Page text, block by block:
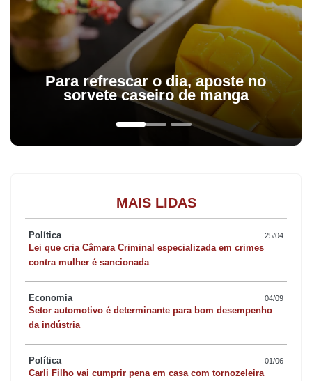
Para refrescar o dia, aposte no
sorvete caseiro de manga
MAIS LIDAS
Política 25/04
Lei que cria Câmara Criminal especializada em crimes
contra mulher é sancionada
Economia 04/09
Setor automotivo é determinante para bom desempenho
da indústria
Política 01/06
Carli Filho vai cumprir pena em casa com tornozeleira